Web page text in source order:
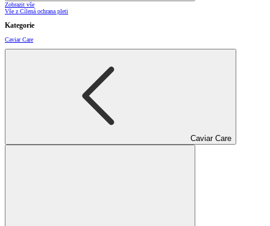
Zobrazit vše
Vše z Cílená ochrana pleti
Kategorie
Caviar Care
Caviar Care